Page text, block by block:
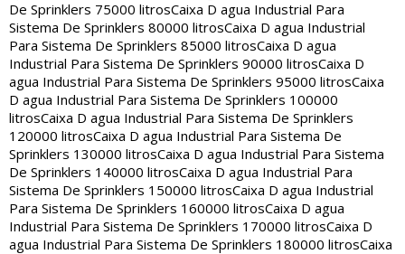
De Sprinklers 75000 litrosCaixa D agua Industrial Para
Sistema De Sprinklers 80000 litrosCaixa D agua Industrial
Para Sistema De Sprinklers 85000 litrosCaixa D agua
Industrial Para Sistema De Sprinklers 90000 litrosCaixa D
agua Industrial Para Sistema De Sprinklers 95000 litrosCaixa
D agua Industrial Para Sistema De Sprinklers 100000
litrosCaixa D agua Industrial Para Sistema De Sprinklers
120000 litrosCaixa D agua Industrial Para Sistema De
Sprinklers 130000 litrosCaixa D agua Industrial Para Sistema
De Sprinklers 140000 litrosCaixa D agua Industrial Para
Sistema De Sprinklers 150000 litrosCaixa D agua Industrial
Para Sistema De Sprinklers 160000 litrosCaixa D agua
Industrial Para Sistema De Sprinklers 170000 litrosCaixa D
agua Industrial Para Sistema De Sprinklers 180000 litrosCaixa